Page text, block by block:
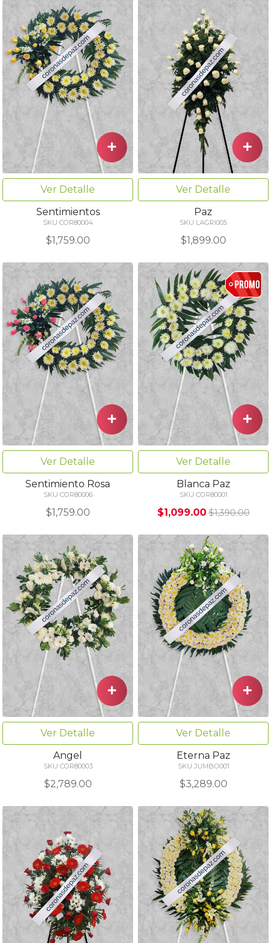
Ver Detalle
Sentimientos
SKU COR80004
$1,759.00
Ver Detalle
Paz
SKU LAGRI005
$1,899.00
Ver Detalle
Sentimiento Rosa
SKU COR80006
$1,759.00
Ver Detalle
Blanca Paz
SKU COR80001
$1,099.00 $1,390.00
Ver Detalle
Angel
SKU COR80003
$2,789.00
Ver Detalle
Eterna Paz
SKU JUMBO001
$3,289.00